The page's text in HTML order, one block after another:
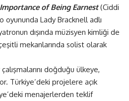
Importance of Being Earnest(Ciddi
oyununda Lady Bracknell adlı
dışında müzisyen kimliği de
mekanlarında solist olarak
doğduğu ülkeye,
Türkiye’deki projelere açık
menajerlerden teklif